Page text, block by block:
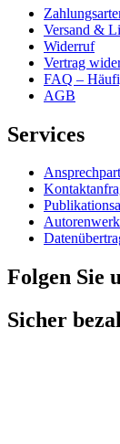
Versand &
Widerruf
Vertrag
FAQ –
AGB
Services
Folgen Sie
Sicher